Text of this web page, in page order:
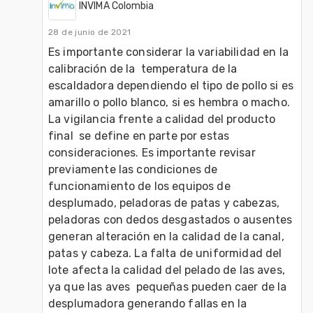
INVIMA Colombia
28 de junio de 2021
Es importante considerar la variabilidad en la
calibración de la  temperatura de la
escaldadora dependiendo el tipo de pollo si es
amarillo o pollo blanco, si es hembra o macho.
La vigilancia frente a calidad del producto
final  se define en parte por estas
consideraciones. Es importante revisar
previamente las condiciones de
funcionamiento de los equipos de
desplumado, peladoras de patas y cabezas,
peladoras con dedos desgastados o ausentes
generan alteración en la calidad de la canal,
patas y cabeza. La falta de uniformidad del
lote afecta la calidad del pelado de las aves,
ya que las aves  pequeñas pueden caer de la
desplumadora generando fallas en la